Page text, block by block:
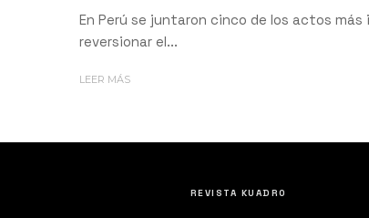
En Perú se juntaron cinco de los actos
reversionar el...
LEER MÁS
REVISTA KUADRO